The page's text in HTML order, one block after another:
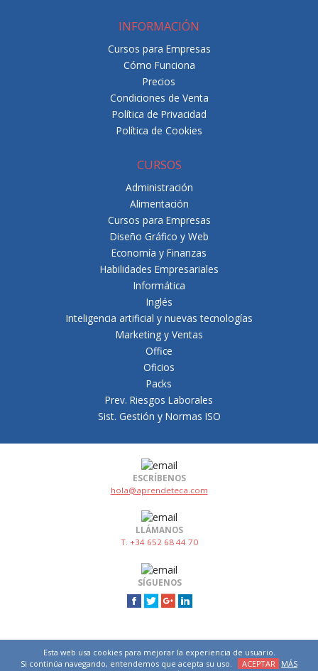
INFORMACIÓN
Cursos para Empresas
Cómo Funciona
Precios
Condiciones de Venta
Política de Privacidad
Política de Cookies
CURSOS
Administración
Alimentación
Cursos para Empresas
Diseño Gráfico y Web
Economía y Finanzas
Habilidades Empresariales
Informática
Inglés
Inteligencia artificial y nuevas tecnologías
Marketing y Ventas
Office
Oficios
Packs
Prev. Riesgos Laborales
Sist. Gestión y Normas ISO
ESCRÍBENOS
hola@aprendeteca.com
LLÁMANOS
T. +34 652 68 44 70
SÍGUENOS
Esta web usa cookies para mejorar la experiencia de usuario.
Si continúa navegando, entendemos que acepta su uso.
ACEPTAR
MÁS